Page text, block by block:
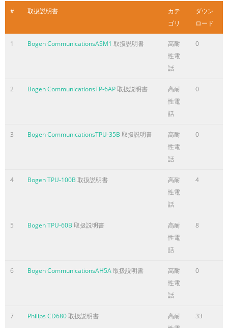
full range of features the distributor from whom it was
ページ4に含まれる内容の要旨
RINGER TONE Input Connections As shipped, a steady
ringing tone will be heard as long as the dry The TPU-B
remain closed. To produce a pulse tone, it is necessary
housed in the Input Connections Bay, accessible by
removing the to remove the cover and place the jumper
located at J1 in the left cover panel on the front of the
amplifier. Loosen the hold P (Off) position. down screws
on the panel and slide the panel up to remove. A knockou
Speakers Controls Speaker systems can be connected
directly to the speaker out- put terminals. The amplifier
and is shipped for use with unbalanced systems. Connect
one lead to the terminal corresponding to the imped- The
APHEX® control on the front panel adjusts the mix of the
GND Aphex effect with the audio signal. Clockwise
rotation of the terminals on the output terminal strip. co
MUSIC VOLUME Maintenance The MUSIC VOLUME control
# 取扱説明書
カテ
ゴリ
ダウン
ロード
1 Bogen CommunicationsASM1 取扱説明書
高耐
性電
話
0
2 Bogen CommunicationsTP-6AP取扱説明書
高耐
性電
話
0
3 Bogen CommunicationsTPU-35B 取扱説明書
高耐
性電
話
0
4 Bogen TPU-100B 取扱説明書
高耐
性電
話
4
5 Bogen TPU-60B 取扱説明書
高耐
性電
話
8
6 Bogen CommunicationsAH5A取扱説明書
高耐
性電
話
0
7 Philips CD680取扱説明書
高耐
33